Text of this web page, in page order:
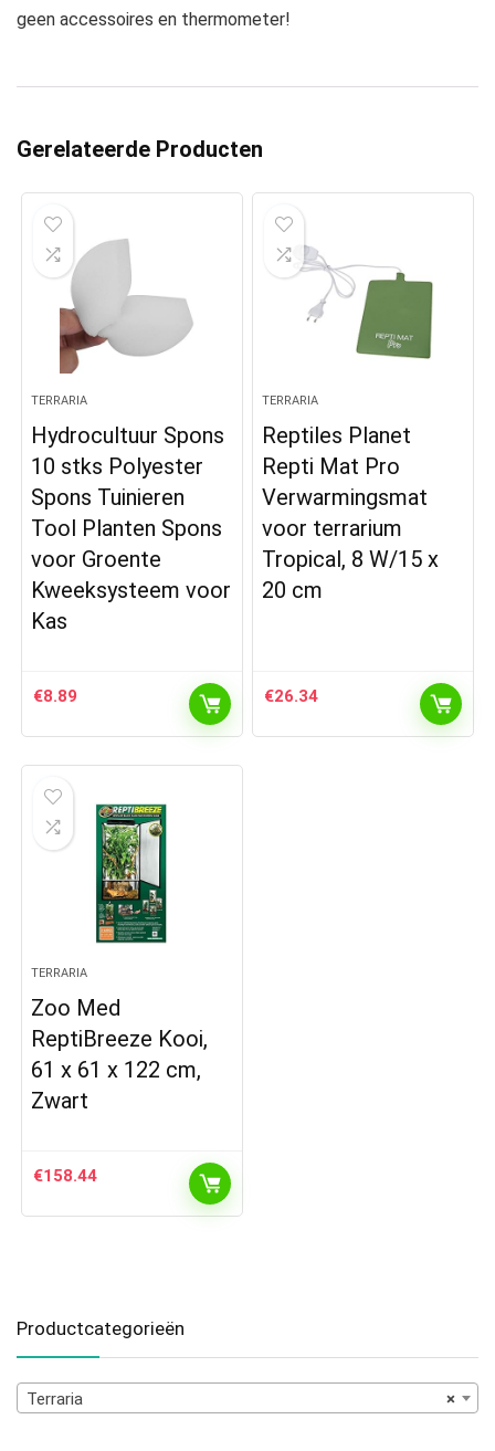
geen accessoires en thermometer!
Gerelateerde Producten
TERRARIA
Hydrocultuur Spons
10 stks Polyester
Spons Tuinieren
Tool Planten Spons
voor Groente
Kweeksysteem voor
Kas
€8.89
TERRARIA
Reptiles Planet
Repti Mat Pro
Verwarmingsmat
voor terrarium
Tropical, 8 W/15 x
20 cm
€26.34
TERRARIA
Zoo Med
ReptiBreeze Kooi,
61 x 61 x 122 cm,
Zwart
€158.44
Productcategorieën
×
Terraria